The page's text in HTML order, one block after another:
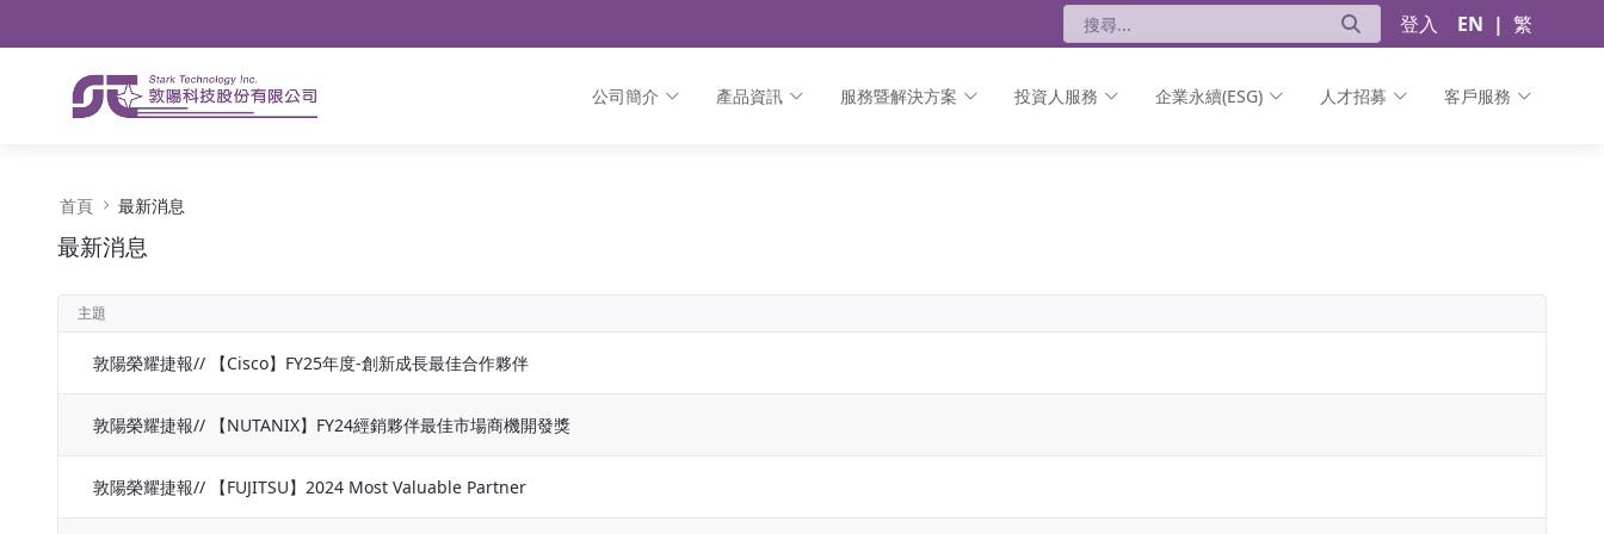
登入 EN | 繁
公司簡介 產品資訊 服務暨解決方案 投資人服務 企業永續(ESG) 人才招募 客戶服務
首頁 最新消息
最新消息
主題
敦陽榮耀捷報// 【Cisco】FY25年度-創新成長最佳合作夥伴
敦陽榮耀捷報// 【NUTANIX】FY24經銷夥伴最佳市場商機開發獎
敦陽榮耀捷報// 【FUJITSU】2024 Most Valuable Partner